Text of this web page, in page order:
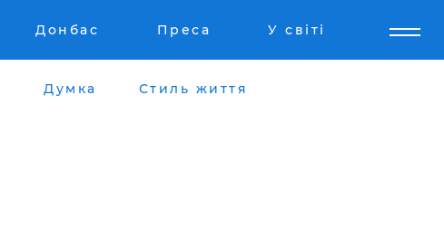
Донбас Преса У світі
Думка Стиль життя